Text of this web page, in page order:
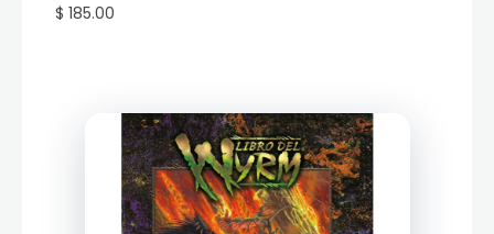
$ 185.00